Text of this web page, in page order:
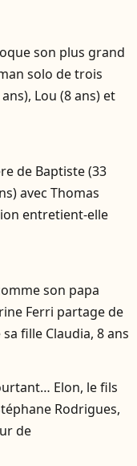
son plus grand
solo de trois
Lou (8 ans) et
de Baptiste (33
avec Thomas
entretient-elle
son papa
Ferri partage de
fille Claudia, 8 ans
Elon, le fils
Rodrigues,
de